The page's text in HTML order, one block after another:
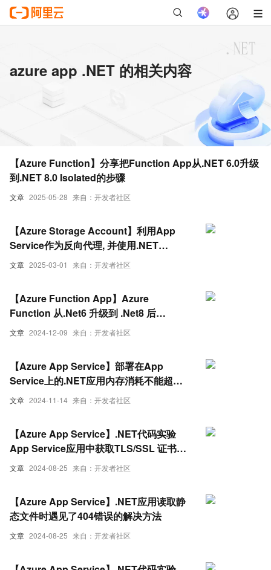
azure app .NET 的相关内容
文章 2025-05-28 来自：开发者社区
【Azure Function】分享把Function App从.NET 6.0升级
到.NET 8.0 Isolated的步骤
文章 2025-03-01 来自：开发者社区
【Azure Storage Account】利用App
Service作为反向代理, 并使用.NET
Storage Account SDK实现上传/下载操作
文章 2024-12-09 来自：开发者社区
【Azure Function App】Azure
Function 从.Net6 升级到 .Net8 后
Function出现运行时版本错误
文章 2024-11-14 来自：开发者社区
【Azure App Service】部署在App
Service上的.NET应用内存消耗不能超过
2GB的情况分析
文章 2024-08-25 来自：开发者社区
【Azure App Service】.NET代码实验
App Service应用中获取TLS/SSL 证书
(App Service Linux/Linux Container)
文章 2024-08-25 来自：开发者社区
【Azure App Service】.NET应用读取静
态文件时遇见了404错误的解决方法